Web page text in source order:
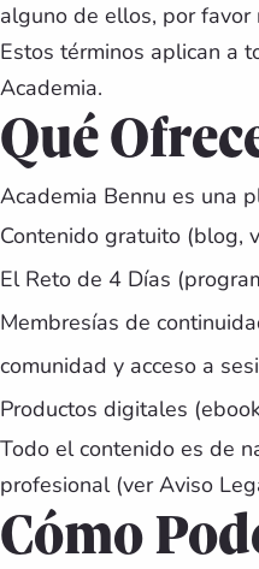
alguno de ellos, por favor
Estos términos aplican a
Academia.
Qué
Academia Bennu es una
Contenido gratuito (blog,
El Reto de 4 Días
Membresías de
comunidad y acceso a
Productos digitales
Todo el contenido es de
profesional (ver Aviso
Cómo